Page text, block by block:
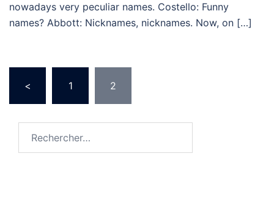
nowadays very peculiar names. Costello: Funny
names? Abbott: Nicknames, nicknames. Now, on […]
des
publications
< 1 2